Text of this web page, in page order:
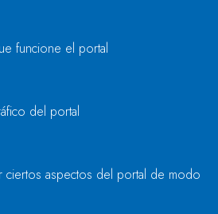
al cargar el campo
funcione el portal
del portal
ciertos aspectos del portal de modo